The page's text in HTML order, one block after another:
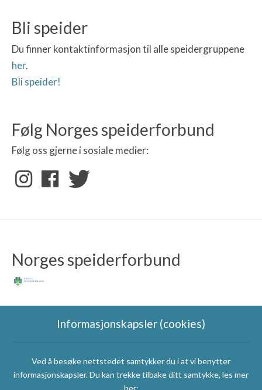
Bli speider
Du finner kontaktinformasjon til alle speidergruppene
her.
Bli speider!
Følg Norges speiderforbund
Følg oss gjerne i sosiale medier:
Norges speiderforbund
Speidergruppas
Informasjonskapsler (cookies)
Ved å besøke nettstedet samtykker du i at vi benytter
informasjonskapsler. Du kan trekke tilbake ditt samtykke, les mer
her: